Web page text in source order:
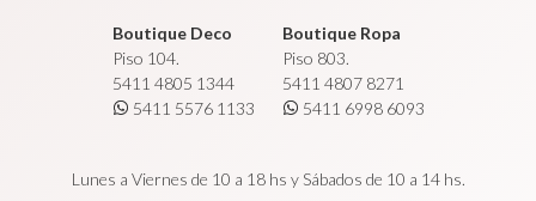
Boutique Deco
Piso 104.
5411 4805 1344
5411 5576 1133
Boutique Ropa
Piso 803.
5411 4807 8271
5411 6998 6093
Lunes a Viernes de 10 a 18 hs y Sábados de 10 a 14 hs.